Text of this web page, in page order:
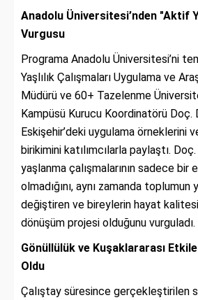
Anadolu Üniversitesi’nden "Aktif
Vurgusu
Programa Anadolu Üniversitesi’ni
Yaşlılık Çalışmaları Uygulama ve
Müdürü ve 60+ Tazelenme
Kampüsü Kurucu Koordinatörü Doç.
Eskişehir’deki uygulama örneklerini
birikimini katılımcılarla paylaştı.
yaşlanma çalışmalarının sadece
olmadığını, aynı zamanda toplumun
değiştiren ve bireylerin hayat
dönüşüm projesi olduğunu vurguladı.
Gönüllülük ve Kuşaklararası
Oldu
Çalıştay süresince gerçekleştirilen